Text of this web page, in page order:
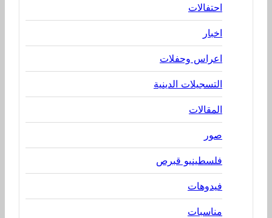
احتفالات
اخبار
اعراس وحفلات
التسجيلات الدينية
المقالات
صور
فلسطينيو قبرص
فيدوهات
مناسبات